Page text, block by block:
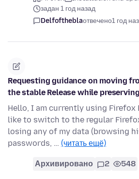
задан 1 год назад
Delfoftheblaотвечено1 год
Requesting guidance on moving
the stable Release while
Hello, I am currently using Firefox
like to switch to the regular
losing any of my data (browsing
passwords, … (читать ещё)
Архивировано 2 548